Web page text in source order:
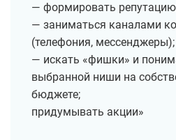
— формировать
— заниматься каналами
(телефония, мессенджеры);
— искать «фишки» и
выбранной ниши на
бюджете;
придумывать акции»